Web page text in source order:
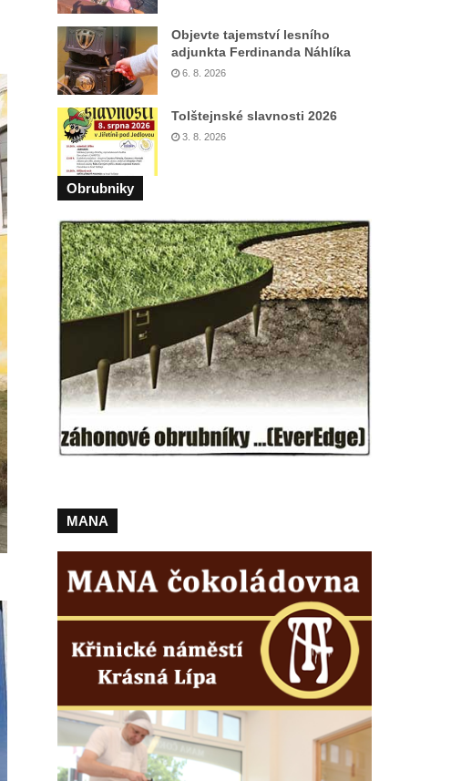
Objevte tajemství lesního
adjunkta Ferdinanda Náhlíka
6. 8. 2026
Tolštejnské slavnosti 2026
3. 8. 2026
Obrubniky
MANA